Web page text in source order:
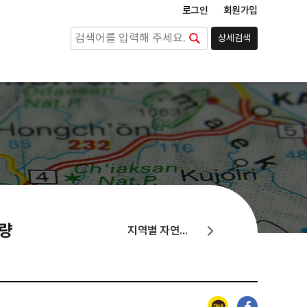
로그인 회원가입
검색 상세검색
지역별 자연지리, 면적, 지형, 기후, 생물, 수문, 해양